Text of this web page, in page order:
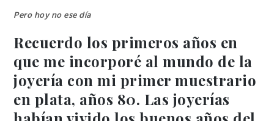
Pero hoy no ese día
Recuerdo los primeros años en
que me incorporé al mundo de la
joyería con mi primer muestrario
en plata, años 80. Las joyerías